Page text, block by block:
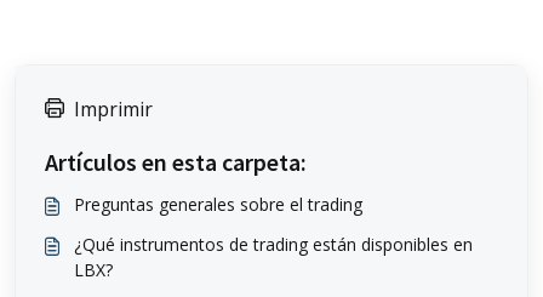
Imprimir
Artículos en esta carpeta:
Preguntas generales sobre el trading
¿Qué instrumentos de trading están disponibles en
LBX?